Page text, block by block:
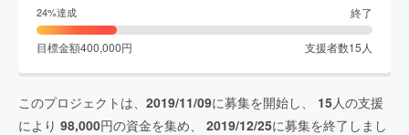
24%達成 終了
目標金額400,000円 支援者数15 人
このプロジェクトは、 2019/11/09に募集を開始し、 15人の支援
により 98,000円の資金を集め、 2019/12/25に募集を終了しまし